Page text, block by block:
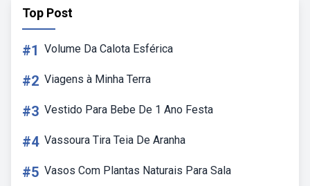
Top Post
#1 Volume Da Calota Esférica
#2 Viagens à Minha Terra
#3 Vestido Para Bebe De 1 Ano Festa
#4 Vassoura Tira Teia De Aranha
#5 Vasos Com Plantas Naturais Para Sala